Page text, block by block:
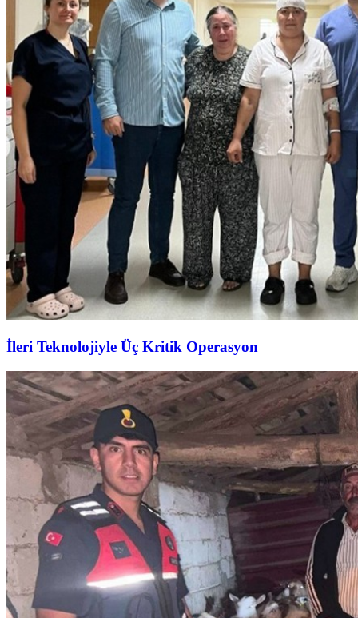
İleri Teknolojiyle Üç Kritik Operasyon